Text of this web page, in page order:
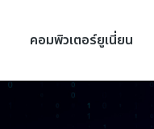
คอมพิวเตอร์ยูเนี่ยน